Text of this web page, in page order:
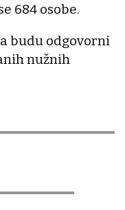
684 osobe.
budu odgovorni
nužnih